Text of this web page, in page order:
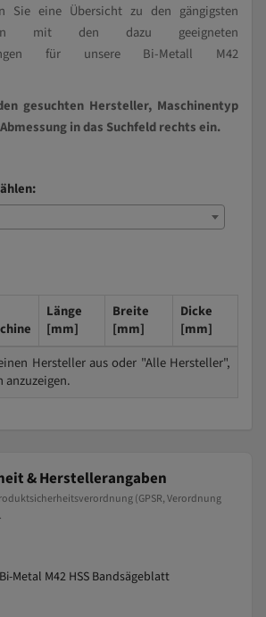
Sie eine Übersicht zu den gängigsten
mit den dazu geeigneten
für unsere Bi-Metall M42
gesuchten Hersteller, Maschinentyp
in das Suchfeld rechts ein.
Länge
[mm]
Breite
[mm]
Dicke
[mm]
Hersteller aus oder "Alle Hersteller",
anzuzeigen.
& Herstellerangaben
(GPSR, Verordnung
Metal M42 HSS Bandsägeblatt